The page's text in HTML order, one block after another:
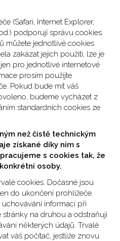
(Safari, Internet Explorer,
podporují správu cookies.
můžete jednotlivé cookies
zakázat jejich použití, lze je
pro jednotlivé internetové
prosím použijte
Pokud bude mít váš
budeme vycházet z
standardních cookies ze
než čistě technickým
získané díky nim s
s cookies tak, že
osoby.
cookies. Dočasné jsou
do ukončení prohlížeče.
informací při
na druhou a odstraňují
některých údajů. Trvalé
váš počítač, jestliže znovu